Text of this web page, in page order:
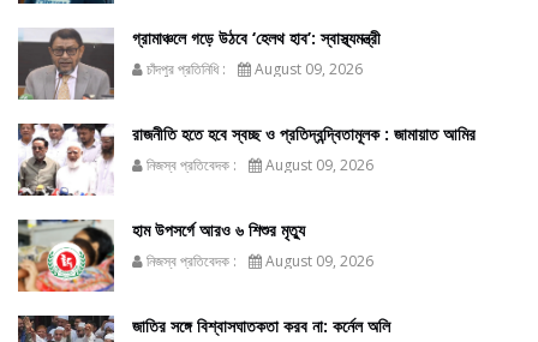
গ্রামাঞ্চলে গড়ে উঠবে ‘হেলথ হাব’: স্বাস্থ্যমন্ত্রী
চাঁদপুর প্রতিনিধি : August 09, 2026
রাজনীতি হতে হবে স্বচ্ছ ও প্রতিদ্বন্দ্বিতামূলক : জামায়াত আমির
নিজস্ব প্রতিবেদক : August 09, 2026
হাম উপসর্গে আরও ৬ শিশুর মৃত্যু
নিজস্ব প্রতিবেদক : August 09, 2026
জাতির সঙ্গে বিশ্বাসঘাতকতা করব না: কর্নেল অলি